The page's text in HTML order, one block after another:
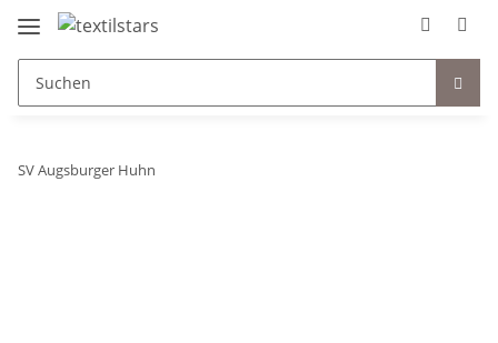
SV Augsburger Huhn